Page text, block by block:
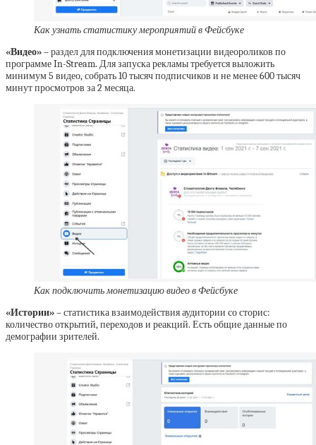
Как узнать статистику мероприятий в Фейсбуке
«Видео»– раздел для подключения монетизации видеороликов по
программе In-Stream. Для запуска рекламы требуется выложить
минимум 5 видео, собрать 10 тысяч подписчиков и не менее 600 тысяч
минут просмотров за 2 месяца.
Как подключить монетизацию видео в Фейсбуке
«Истории»– статистика взаимодействия аудитории со сторис:
количество открытий, переходов и реакций. Есть общие данные по
демографии зрителей.